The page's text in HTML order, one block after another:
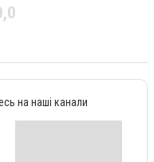
на наші канали